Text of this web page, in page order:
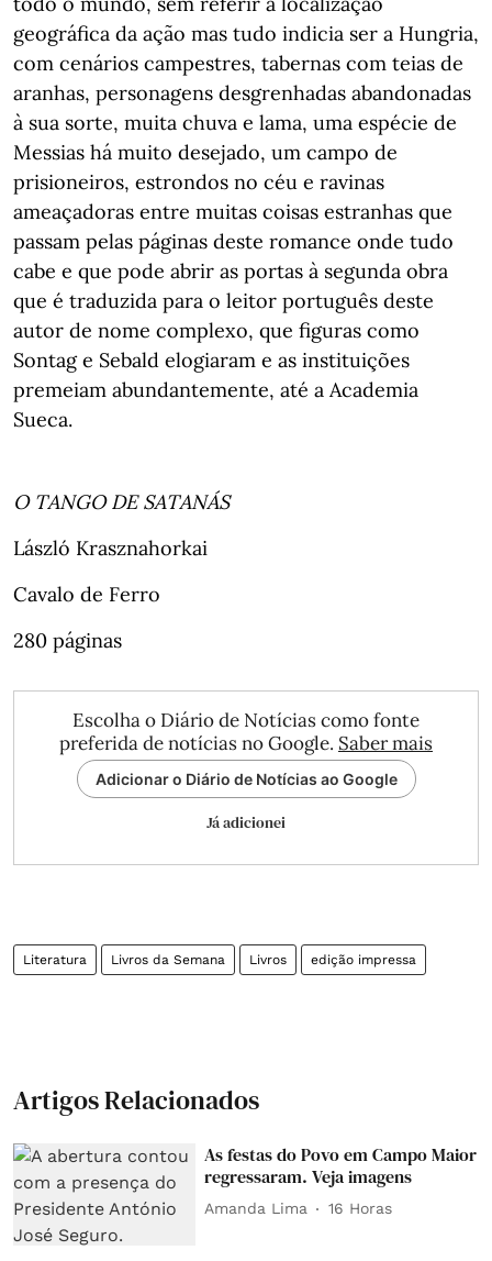
geográfica da ação mas tudo indicia ser a Hungria,
com cenários campestres, tabernas com teias de
aranhas, personagens desgrenhadas abandonadas
à sua sorte, muita chuva e lama, uma espécie de
Messias há muito desejado, um campo de
prisioneiros, estrondos no céu e ravinas
ameaçadoras entre muitas coisas estranhas que
passam pelas páginas deste romance onde tudo
cabe e que pode abrir as portas à segunda obra
que é traduzida para o leitor português deste
autor de nome complexo, que figuras como
Sontag e Sebald elogiaram e as instituições
premeiam abundantemente, até a Academia
Sueca.
O TANGO DE SATANÁS
László Krasznahorkai
Cavalo de Ferro
280 páginas
Escolha o Diário de Notícias como fonte
preferida de notícias no Google. Saber mais
Adicionar o Diário de Notícias ao Google
Já adicionei
Literatura Livros da Semana Livros edição impressa
Artigos Relacionados
As festas do Povo em Campo Maior
regressaram. Veja imagens
Amanda Lima 16 Horas